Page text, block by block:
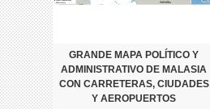
GRANDE MAPA POLÍTICO Y
ADMINISTRATIVO DE MALASIA
CON CARRETERAS, CIUDADES
Y AEROPUERTOS